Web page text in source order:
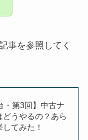
事を参照してく
・第3回】中古ナ
どうやるの？あら
てみた！